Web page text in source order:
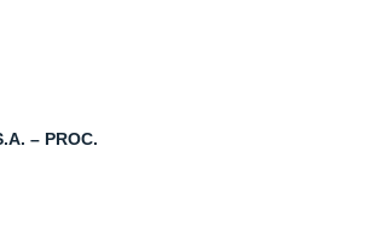
– PROC.